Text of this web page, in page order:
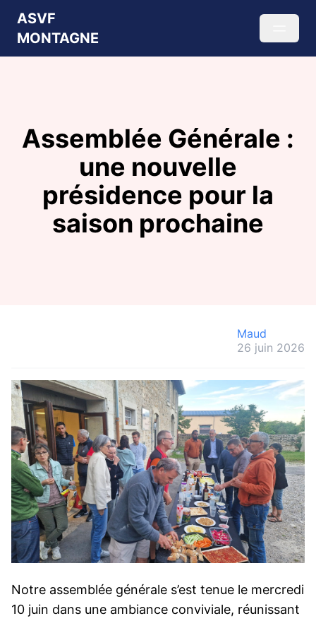
ASVF
MONTAGNE
Assemblée Générale :
une nouvelle
présidence pour la
saison prochaine
Maud
26 juin 2026
Notre assemblée générale s’est tenue le mercredi
10 juin dans une ambiance conviviale, réunissant